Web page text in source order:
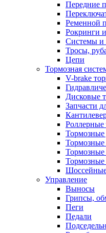
Передние
Ременной
Рокринги
Системы и
Тросы,
Цепи
Тормозная
V-brake
Дисковые
Запчасти
Роллерные
Тормозные
Тормозные
Тормозные
Управление
Выносы
Грипсы,
Пеги
Педали